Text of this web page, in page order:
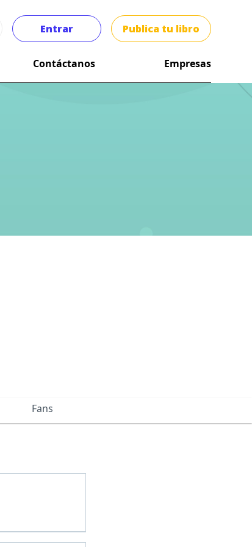
Entrar Publica tu libro
Contáctanos Empresas
Fans